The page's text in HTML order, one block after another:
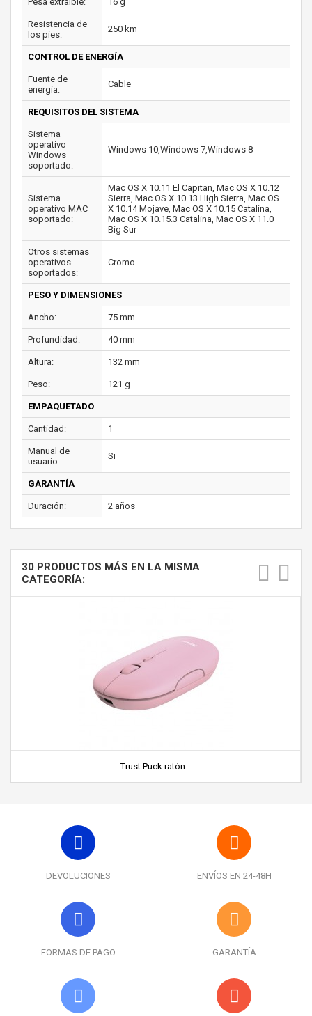
Resistencia de
los pies:
250 km
CONTROL DE ENERGÍA
Fuente de
energía:
Cable
REQUISITOS DEL SISTEMA
Sistema
operativo
Windows
soportado:
Windows 10,Windows 7,Windows 8
Sistema
operativo MAC
soportado:
Mac OS X 10.11 El Capitan, Mac OS X 10.12
Sierra, Mac OS X 10.13 High Sierra, Mac OS
X 10.14 Mojave, Mac OS X 10.15 Catalina,
Mac OS X 10.15.3 Catalina, Mac OS X 11.0
Big Sur
Otros sistemas
operativos
soportados:
Cromo
PESO Y DIMENSIONES
Ancho: 75 mm
Profundidad: 40 mm
Altura: 132 mm
Peso: 121 g
EMPAQUETADO
Cantidad: 1
Manual de
usuario:
Si
GARANTÍA
Duración: 2 años
30 PRODUCTOS MÁS EN LA MISMA
CATEGORÍA:
Trust Puck ratón...
DEVOLUCIONES ENVÍOS EN 24-48H
FORMAS DE PAGO GARANTÍA